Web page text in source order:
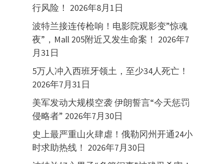
行风险！ 2026年8月1日
波特兰接连传枪响！电影院观影变”惊魂
夜”，Mall 205附近又发生命案！ 2026年7
月31日
5万人冲入西班牙领土，至少34人死亡！
2026年7月31日
美军发动大规模空袭 伊朗誓言“今天惩罚
侵略者” 2026年7月30日
史上最严重山火肆虐！俄勒冈州开通24小
时求助热线！ 2026年7月30日